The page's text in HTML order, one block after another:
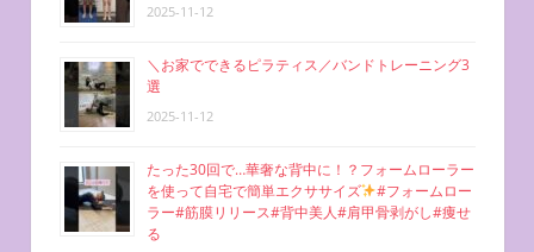
2025-11-12
＼お家でできるピラティス／バンドトレーニング3
選
2025-11-12
たった30回で…華奢な背中に！？フォームローラー
を使って自宅で簡単エクササイズ
#フォームロー
ラー#筋膜リリース#背中美人#肩甲骨剥がし#痩せ
る